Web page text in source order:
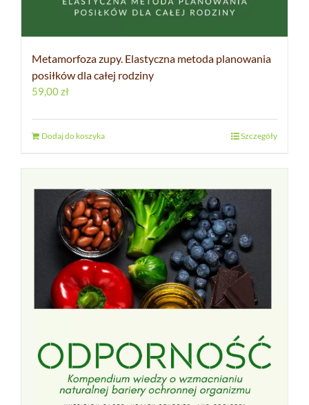
Metamorfoza zupy. Elastyczna metoda planowania
posiłków dla całej rodziny
59,00zł
Dodaj do koszyka Szczegóły